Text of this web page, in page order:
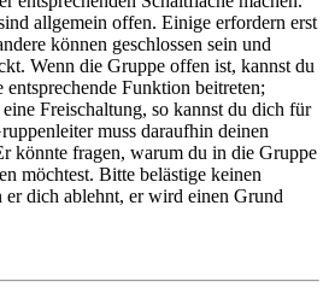
allgemein offen. Einige erfordern erst
können geschlossen sein und
Wenn die Gruppe offen ist, kannst du
Funktion beitreten;
Freischaltung, so kannst du dich für
muss daraufhin deinen
könnte fragen, warum du in die Gruppe
möchtest. Bitte belästige keinen
er dich ablehnt, er wird einen Grund